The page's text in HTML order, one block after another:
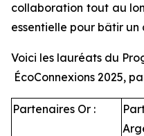
collaboration tout au
essentielle pour bâtir
Voici les lauréats du
ÉcoConnexions 2025,
Partenaires Or :